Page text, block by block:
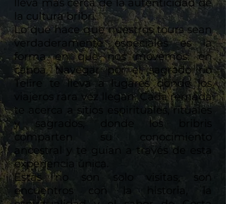
la cultura bribri.
Lo que hace que nuestros tours sean
verdaderamente especiales es la
forma en que nos movemos: en
canoa. Navegar por el sagrado río
Telire te lleva a lugares donde los
viajeros rara vez llegan. Cada remada
te acerca a sitios espirituales, rituales
y sagrados, donde los bribris
comparten su conocimiento
ancestral y te guían a través de esta
experiencia única.
Estas no son solo visitas, son
encuentros con la historia, la